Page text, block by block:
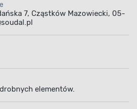
7, Cząstków Mazowiecki, 05-
elementów.